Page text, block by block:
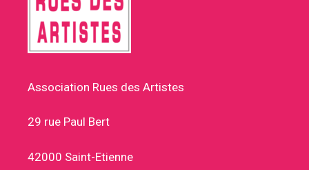
Association Rues des Artistes
29 rue Paul Bert
42000 Saint-Etienne